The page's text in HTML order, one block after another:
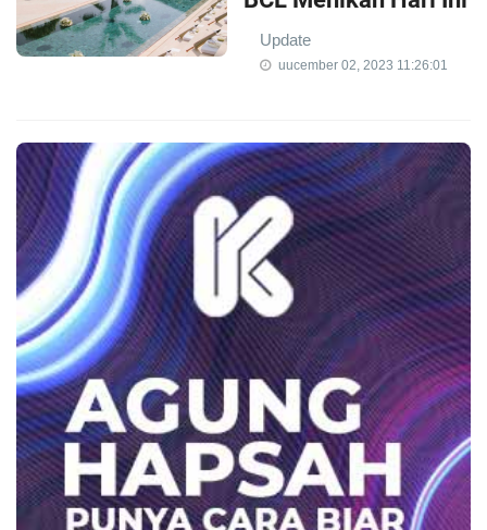
Update
uucember 02, 2023 11:26:01